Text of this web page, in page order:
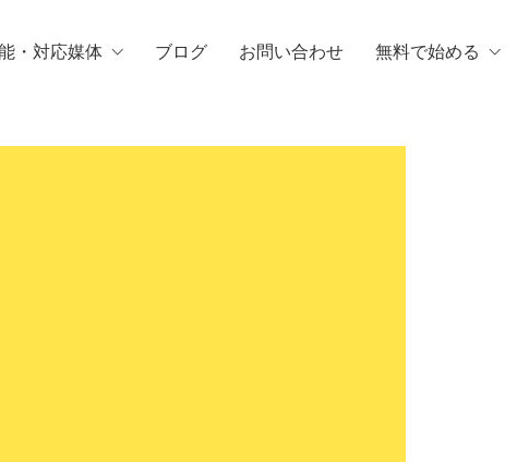
・対応媒体 ブログ お問い合わせ 無料で始める